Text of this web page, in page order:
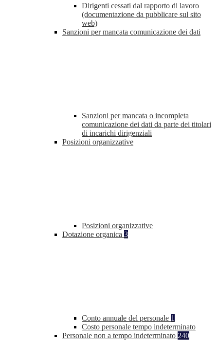
Dirigenti cessati dal rapporto di lavoro
(documentazione da pubblicare sul sito
web)
Sanzioni per mancata comunicazione dei dati
Sanzioni per mancata o incompleta
comunicazione dei dati da parte dei titolari
di incarichi dirigenziali
Posizioni organizzative
Posizioni organizzative
Dotazione organica 3
Conto annuale del personale 1
Costo personale tempo indeterminato
Personale non a tempo indeterminato 240